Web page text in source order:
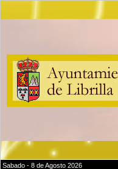
Sabado - 8 de Agosto 2026